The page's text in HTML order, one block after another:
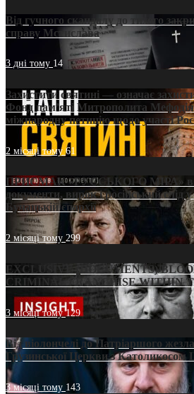
Від гучного скандалу до тихого
справу Мстислава
3 дні тому 14
Захистити святині — означає
Фонд пам’яті Митрополита Мефодія
міжнародну петицію щодо участі
2 місяці тому61
ПРИСМАК «РУССЬКОГО МІРА» в
документи, вирок і російський слід
Бучацькій єпархії
2 місяці тому 299
EXCLUSIVE (DOCUMENTS)/
CRIMINAL FRANCHISE WITHIN
3 місяці тому129
Від віолончелі до Патріаршого
Грузинської Церкви з
3 місяці тому 143